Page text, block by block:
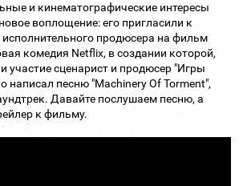
и кинематографические интересы
воплощение: его пригласили к
исполнительного продюсера на фильм
комедия Netflix, в создании которой,
участие сценарист и продюсер "Игры
написал песню "Machinery Of Torment",
Давайте послушаем песню, а
к фильму.